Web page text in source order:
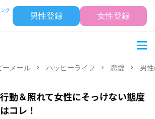
男性登録 女性登録
ーメール ハッピーライフ 恋愛 男
動＆照れて女性にそっけない態度
コレ！